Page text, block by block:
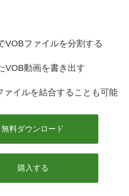
VOBファイルを分割する
VOB動画を書き出す
ァイルを結合することも可能
無料ダウンロード
購入する